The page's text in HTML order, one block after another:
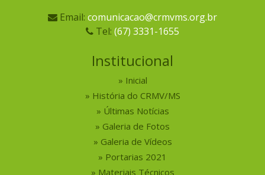
Email: comunicacao@crmvms.org.br
Tel: (67) 3331-1655
Institucional
Inicial
História do CRMV/MS
Últimas Notícias
Galeria de Fotos
Galeria de Vídeos
Portarias 2021
Materiais Técnicos